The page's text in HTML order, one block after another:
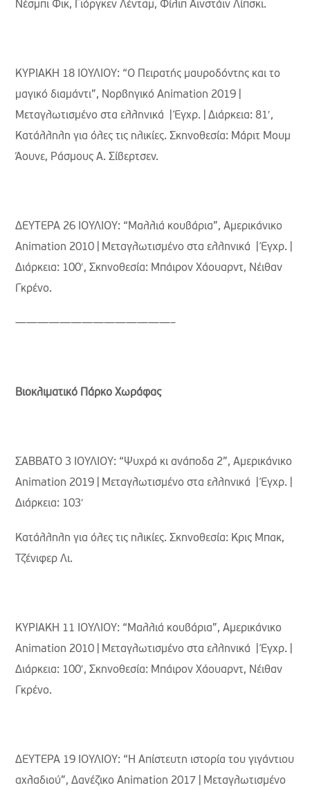
Νέσμπι Φικ, Γιόργκεν Λένταμ, Φίλιπ Αϊνστάιν Λίπσκι.
ΚΥΡΙΑΚΗ 18 ΙΟΥΛΙΟΥ: “Ο Πειρατής μαυροδόντης και το
μαγικό διαμάντι”, Νορβηγικό Animation 2019 |
Μεταγλωτισμένο στα ελληνικά | Έγχρ. | Διάρκεια: 81′,
Κατάλληλη για όλες τις ηλικίες. Σκηνοθεσία: Μάριτ Μουμ
Άουνε, Ράσμους Α. Σίβερτσεν.
ΔΕΥΤΕΡΑ 26 ΙΟΥΛΙΟΥ: “Μαλλιά κουβάρια”, Aμερικάνικο
Animation 2010 | Μεταγλωτισμένο στα ελληνικά | Έγχρ. |
Διάρκεια: 100′, Σκηνοθεσία: Μπάιρον Χάουαρντ, Νέιθαν
Γκρένο.
——————————————–
Βιοκλιματικό Πάρκο Χωράφας
ΣΑΒΒΑΤΟ 3 ΙΟΥΛΙΟΥ: “Ψυχρά κι ανάποδα 2”, Aμερικάνικο
Animation 2019 | Μεταγλωτισμένο στα ελληνικά | Έγχρ. |
Διάρκεια: 103′
Κατάλληλη για όλες τις ηλικίες. Σκηνοθεσία: Κρις Μπακ,
Τζένιφερ Λι.
ΚΥΡΙΑΚΗ 11 ΙΟΥΛΙΟΥ: “Μαλλιά κουβάρια”, Aμερικάνικο
Animation 2010 | Μεταγλωτισμένο στα ελληνικά | Έγχρ. |
Διάρκεια: 100′, Σκηνοθεσία: Μπάιρον Χάουαρντ, Νέιθαν
Γκρένο.
ΔΕΥΤΕΡΑ 19 ΙΟΥΛΙΟΥ: “Η Απίστευτη ιστορία του γιγάντιου
αχλαδιού”, Δανέζικο Animation 2017 | Μεταγλωτισμένο